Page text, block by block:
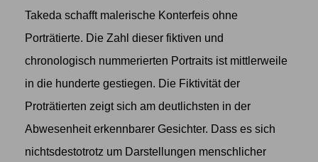
Takeda schafft malerische Konterfeis ohne
Porträtierte. Die Zahl dieser fiktiven und
chronologisch nummerierten Portraits ist mittlerweile
in die hunderte gestiegen. Die Fiktivität der
Proträtierten zeigt sich am deutlichsten in der
Abwesenheit erkennbarer Gesichter. Dass es sich
nichtsdestotrotz um Darstellungen menschlicher